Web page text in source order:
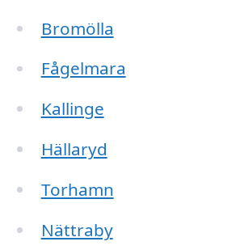
Bromölla
Fågelmara
Kallinge
Hällaryd
Torhamn
Nättraby